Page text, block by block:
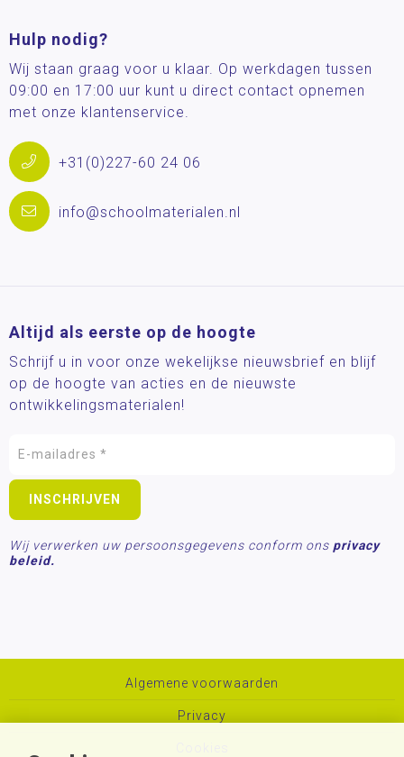
Hulp nodig?
Wij staan graag voor u klaar. Op werkdagen tussen
09:00 en 17:00 uur kunt u direct contact opnemen
met onze klantenservice.
+31(0)227-60 24 06
info@schoolmaterialen.nl
Altijd als eerste op de hoogte
Schrijf u in voor onze wekelijkse nieuwsbrief en blijf
op de hoogte van acties en de nieuwste
ontwikkelingsmaterialen!
Wij verwerken uw persoonsgegevens conform ons privacy
beleid.
Algemene voorwaarden
Privacy